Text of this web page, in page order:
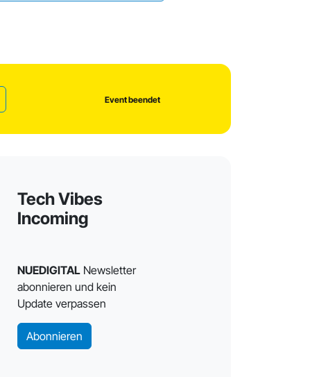
Event beendet
Tech Vibes
Incoming
NUEDIGITALNewsletter
abonnieren und kein
Update verpassen
Abonnieren